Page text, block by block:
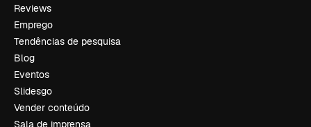
Reviews
Emprego
Tendências de pesquisa
Blog
Eventos
Slidesgo
Vender conteúdo
Sala de imprensa